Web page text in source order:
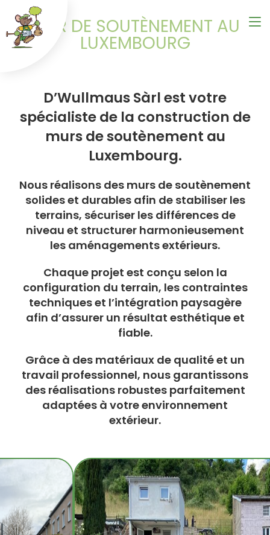
MUR DE SOUTÈNEMENT AU
LUXEMBOURG
D’Wullmaus Sàrl est votre
spécialiste de la construction de
murs de soutènement au
Luxembourg.
Nous réalisons des murs de soutènement
solides et durables afin de stabiliser les
terrains, sécuriser les différences de
niveau et structurer harmonieusement
les aménagements extérieurs.
Chaque projet est conçu selon la
configuration du terrain, les contraintes
techniques et l’intégration paysagère
afin d’assurer un résultat esthétique et
fiable.
Grâce à des matériaux de qualité et un
travail professionnel, nous garantissons
des réalisations robustes parfaitement
adaptées à votre environnement
extérieur.